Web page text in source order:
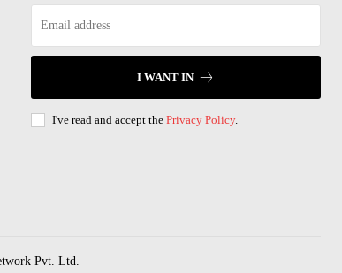
I WANT IN
I've read and accept the Privacy Policy.
Pvt. Ltd.